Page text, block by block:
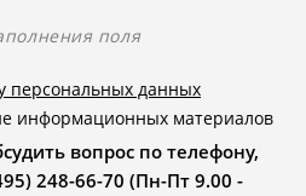
поля
персональных данных
информационных материалов
вопрос по телефону,
248-66-70 (Пн-Пт 9.00 -